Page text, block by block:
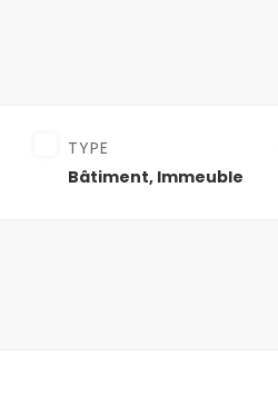
TYPE
Bâtiment, Immeuble